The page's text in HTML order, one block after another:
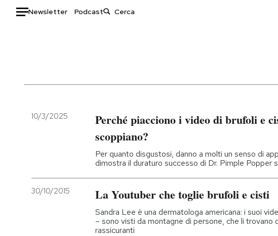
Newsletter Podcast
Italia
Politica
Economia
Moda
Storie/Idee
Ok Boomer!
Media
Mondiali calcio 2026
10/3/2025
Perché piacciono i video di brufoli e
scoppiano?
Per quanto disgustosi, danno a molti un senso di
dimostra il duraturo successo di Dr. Pimple Popper
30/10/2015 La Youtuber che toglie brufoli e cisti
Sandra Lee è una dermatologa americana: i suoi
– sono visti da montagne di persone, che li trovano
rassicuranti